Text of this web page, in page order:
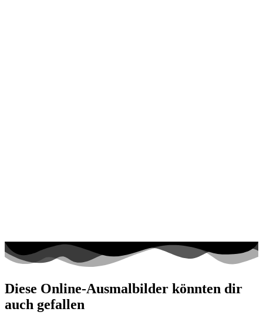
Diese Online-Ausmalbilder könnten dir
auch gefallen